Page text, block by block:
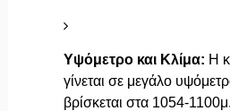
Υψόμετρο και Κλίμα: Η
γίνεται σε μεγάλο
βρίσκεται στα 1054-